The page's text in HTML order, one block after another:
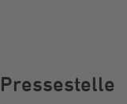
Pressestelle